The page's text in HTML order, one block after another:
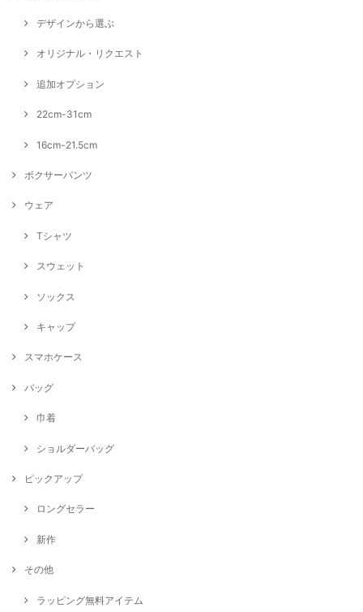
デザインから選ぶ
オリジナル・リクエスト
追加オプション
22cm-31cm
16cm-21.5cm
ボクサーパンツ
ウェア
Tシャツ
スウェット
ソックス
キャップ
スマホケース
バッグ
巾着
ショルダーバッグ
ピックアップ
ロングセラー
新作
その他
ラッピング無料アイテム